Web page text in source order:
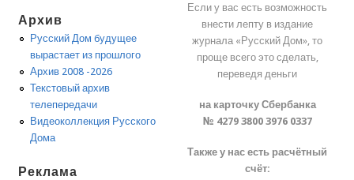
Архив
Русский Дом будущее
вырастает из прошлого
Архив 2008 -2026
Текстовый архив
телепередачи
Видеоколлекция Русского
Дома
Реклама
Если у вас есть возможность
внести лепту в издание
журнала «Русский Дом», то
проще всего это сделать,
переведя деньги
на карточку Сбербанка
№ 4279 3800 3976 0337
Также у нас есть расчётный
счёт: